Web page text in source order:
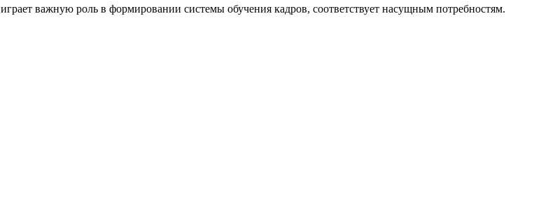
важную роль в формировании системы обучения кадров, соответствует насущным потребностям.